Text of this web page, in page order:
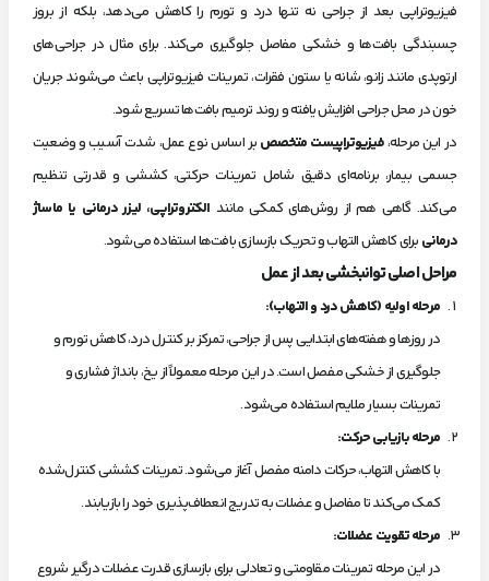
فیزیوتراپی بعد از جراحی نه تنها درد و تورم را کاهش می‌دهد، بلکه از بروز
چسبندگی بافت‌ها و خشکی مفاصل جلوگیری می‌کند. برای مثال در جراحی‌های
ارتوپدی مانند زانو، شانه یا ستون فقرات، تمرینات فیزیوتراپی باعث می‌شوند جریان
خون در محل جراحی افزایش یافته و روند ترمیم بافت‌ها تسریع شود.
در این مرحله،فیزیوتراپیست متخصص بر اساس نوع عمل، شدت آسیب و وضعیت
جسمی بیمار، برنامه‌ای دقیق شامل تمرینات حرکتی، کششی و قدرتی تنظیم
می‌کند. گاهی هم از روش‌های کمکی مانند الکتروتراپی، لیزر درمانی یا ماساژ
درمانی برای کاهش التهاب و تحریک بازسازی بافت‌ها استفاده می‌شود.
مراحل اصلی توانبخشی بعد از عمل
مرحله اولیه (کاهش درد و التهاب):
در روزها و هفته‌های ابتدایی پس از جراحی، تمرکز بر کنترل درد، کاهش تورم و
جلوگیری از خشکی مفصل است. در این مرحله معمولاً از یخ، بانداژ فشاری و
تمرینات بسیار ملایم استفاده می‌شود.
مرحله بازیابی حرکت:
با کاهش التهاب، حرکات دامنه مفصل آغاز می‌شود. تمرینات کششی کنترل‌شده
کمک می‌کند تا مفاصل و عضلات به تدریج انعطاف‌پذیری خود را بازیابند.
مرحله تقویت عضلات:
در این مرحله تمرینات مقاومتی و تعادلی برای بازسازی قدرت عضلات درگیر شروع